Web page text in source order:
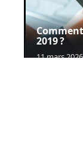
2019 ?
11 mars 2026